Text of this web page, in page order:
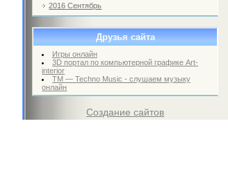
2016 Сентябрь
Друзья сайта
Игры онлайн
3D портал по компьютерной графике Art-
interior
TM — Techno Music - слушаем музыку
онлайн
Создание сайтов